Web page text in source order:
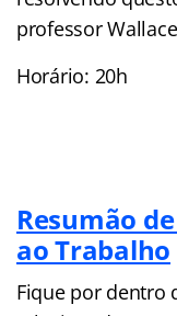
professor
Horário: 20h
Resumão
ao Trabalho
Fique por dentro